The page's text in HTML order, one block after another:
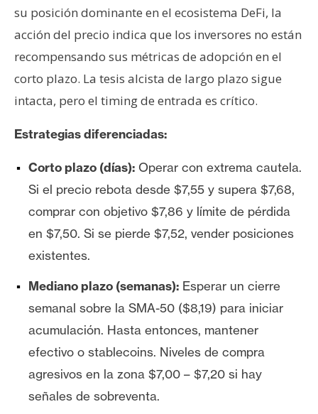
su posición dominante en el ecosistema DeFi, la
acción del precio indica que los inversores no están
recompensando sus métricas de adopción en el
corto plazo. La tesis alcista de largo plazo sigue
intacta, pero el timing de entrada es crítico.
Estrategias diferenciadas:
Corto plazo (días): Operar con extrema cautela.
Si el precio rebota desde $7,55 y supera $7,68,
comprar con objetivo $7,86 y límite de pérdida
en $7,50. Si se pierde $7,52, vender posiciones
existentes.
Mediano plazo (semanas): Esperar un cierre
semanal sobre la SMA-50 ($8,19) para iniciar
acumulación. Hasta entonces, mantener
efectivo o stablecoins. Niveles de compra
agresivos en la zona $7,00 – $7,20 si hay
señales de sobreventa.